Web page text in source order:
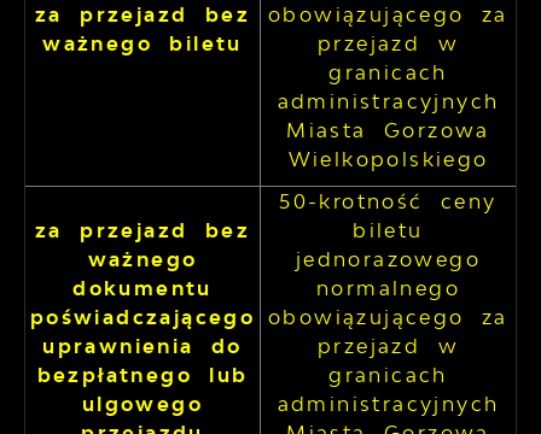
za przejazd bez
ważnego biletu
obowiązującego za
przejazd w
granicach
administracyjnych
Miasta Gorzowa
Wielkopolskiego
za przejazd bez
ważnego
dokumentu
poświadczającego
uprawnienia do
bezpłatnego lub
ulgowego
50-krotność ceny
biletu
jednorazowego
normalnego
obowiązującego za
przejazd w
granicach
administracyjnych